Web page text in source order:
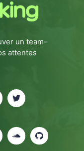
un team-
attentes